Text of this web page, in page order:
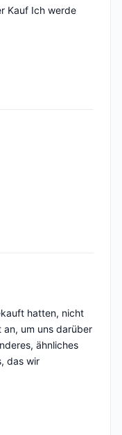
Kauf Ich werde
hatten, nicht
um uns darüber
ähnliches
das wir